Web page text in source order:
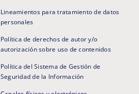
Lineamientos para tratamiento de datos
personales
Política de derechos de autor y/o
autorización sobre uso de contenidos
Política del Sistema de Gestión de
Seguridad de la Información